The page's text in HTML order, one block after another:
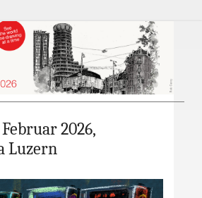
2026,
Luzern